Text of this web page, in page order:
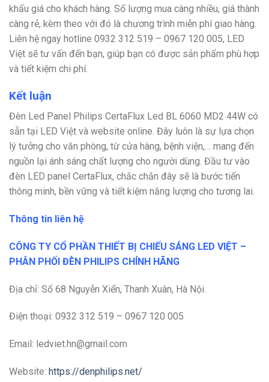
khấu giá cho khách hàng. Số lượng mua càng nhiều, giá thành
càng rẻ, kèm theo với đó là chương trình miễn phí giao hàng.
Liên hệ ngay hotline 0932 312 519 – 0967 120 005, LED
Việt sẽ tư vấn đến bạn, giúp bạn có được sản phẩm phù hợp
và tiết kiệm chi phí.
Kết luận
Đèn Led Panel Philips CertaFlux Led BL 6060 MD2 44W có
sẵn tại LED Việt và website online. Đây luôn là sự lựa chọn
lý tưởng cho văn phòng, từ cửa hàng, bệnh viện,… mang đến
nguồn lại ánh sáng chất lượng cho người dùng. Đầu tư vào
đèn LED panel CertaFlux, chắc chắn đây sẽ là bước tiến
thông minh, bền vững và tiết kiệm năng lượng cho tương lai.
Thông tin liên hệ
CÔNG TY CỔ PHẦN THIẾT BỊ CHIẾU SÁNG LED VIỆT –
PHÂN PHỐI ĐÈN PHILIPS CHÍNH HÃNG
Địa chỉ: Số 68 Nguyễn Xiển, Thanh Xuân, Hà Nội.
Điện thoại: 0932 312 519 – 0967 120 005
Email: ledviet.hn@gmail.com
Website: https://denphilips.net/